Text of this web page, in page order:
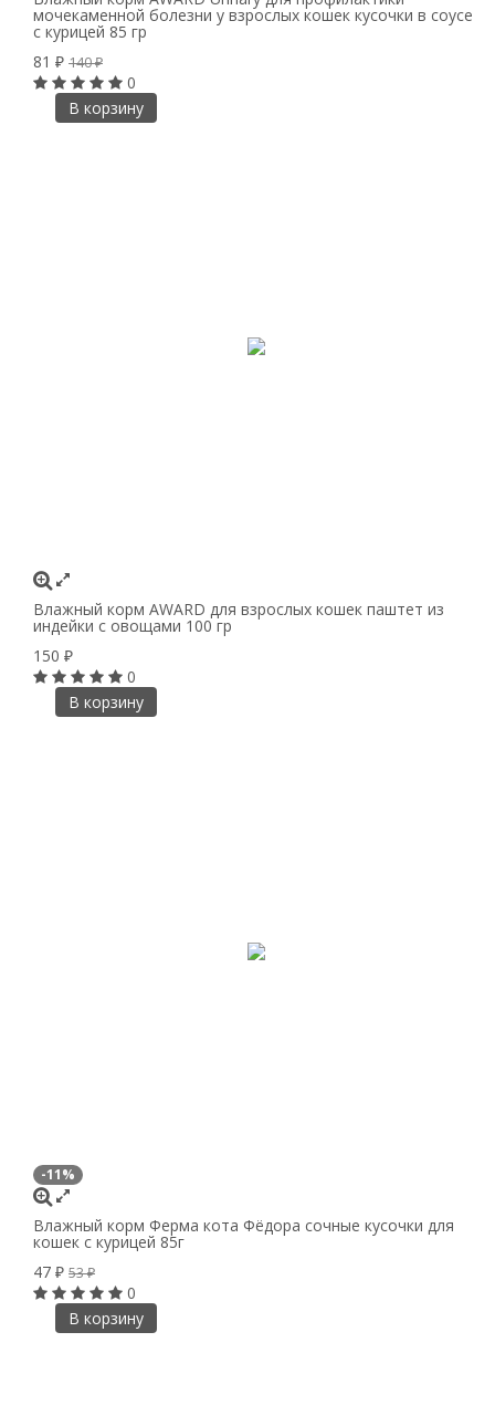
мочекаменной болезни у взрослых кошек кусочки в соусе
с курицей 85 гр
81 ₽ 140₽
0
В корзину
Влажный корм AWARD для взрослых кошек паштет из
индейки с овощами 100 гр
150 ₽
0
В корзину
-11%
Влажный корм Ферма кота Фёдора сочные кусочки для
кошек с курицей 85г
47 ₽ 53₽
0
В корзину